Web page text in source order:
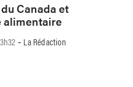
Canada et
alimentaire
- La Rédaction